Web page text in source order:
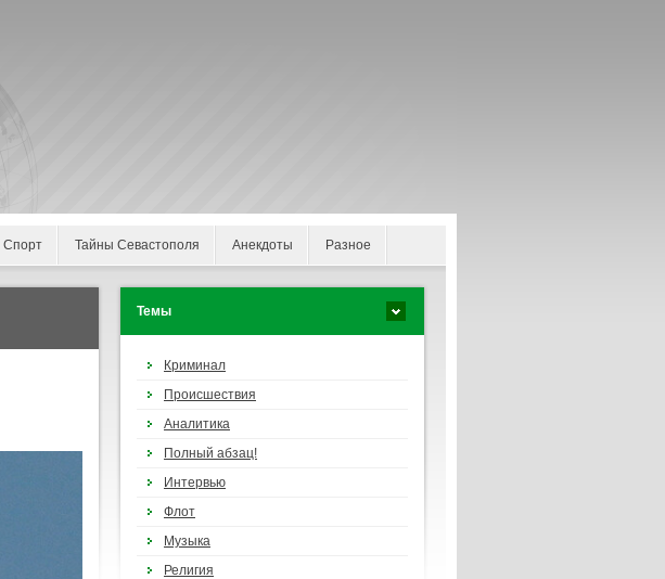
Спорт Тайны Севастополя Анекдоты Разное
Темы
Криминал
Происшествия
Аналитика
Полный абзац!
Интервью
Флот
Музыка
Религия